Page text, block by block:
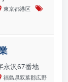
東京都港区
永沢67番地
福島県双葉郡広野